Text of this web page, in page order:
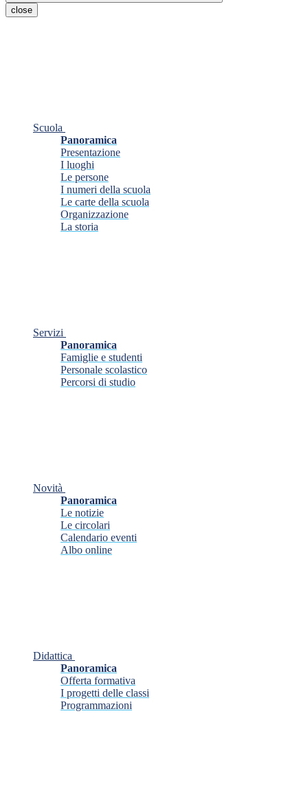
close
Scuola
Panoramica
Presentazione
I luoghi
Le persone
I numeri della scuola
Le carte della scuola
Organizzazione
La storia
Servizi
Panoramica
Famiglie e studenti
Personale scolastico
Percorsi di studio
Novità
Panoramica
Le notizie
Le circolari
Calendario eventi
Albo online
Didattica
Panoramica
Offerta formativa
I progetti delle classi
Programmazioni